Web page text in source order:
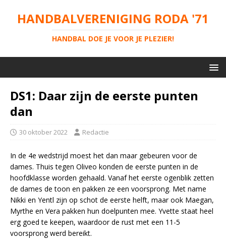
HANDBALVERENIGING RODA '71
HANDBAL DOE JE VOOR JE PLEZIER!
DS1: Daar zijn de eerste punten
dan
30 oktober 2022 Redactie
In de 4e wedstrijd moest het dan maar gebeuren voor de
dames. Thuis tegen Oliveo konden de eerste punten in de
hoofdklasse worden gehaald. Vanaf het eerste ogenblik zetten
de dames de toon en pakken ze een voorsprong. Met name
Nikki en Yentl zijn op schot de eerste helft, maar ook Maegan,
Myrthe en Vera pakken hun doelpunten mee. Yvette staat heel
erg goed te keepen, waardoor de rust met een 11-5
voorsprong werd bereikt.